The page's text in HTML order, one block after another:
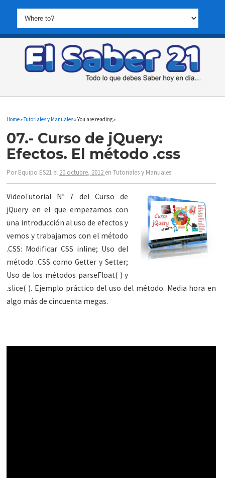
Home»Tutoriales y Manuales» You are reading »
07.- Curso de jQuery:
Efectos. El método .css
PorEquipo ES21 el 20 octubre, 2012 enTutoriales y Manuales
VideoTutorial Nº 7 del Curso de
jQuery en el que empezamos con
una introducción al uso de efectos y
vemos y trabajamos con el método
.CSS: Modificar CSS inline; Uso del
método .CSS como Getter y Setter;
Uso de los métodos parseFloat( ) y
.slice( ). Ejemplo práctico del uso del método. Media hora en
algo más de cincuenta megas.